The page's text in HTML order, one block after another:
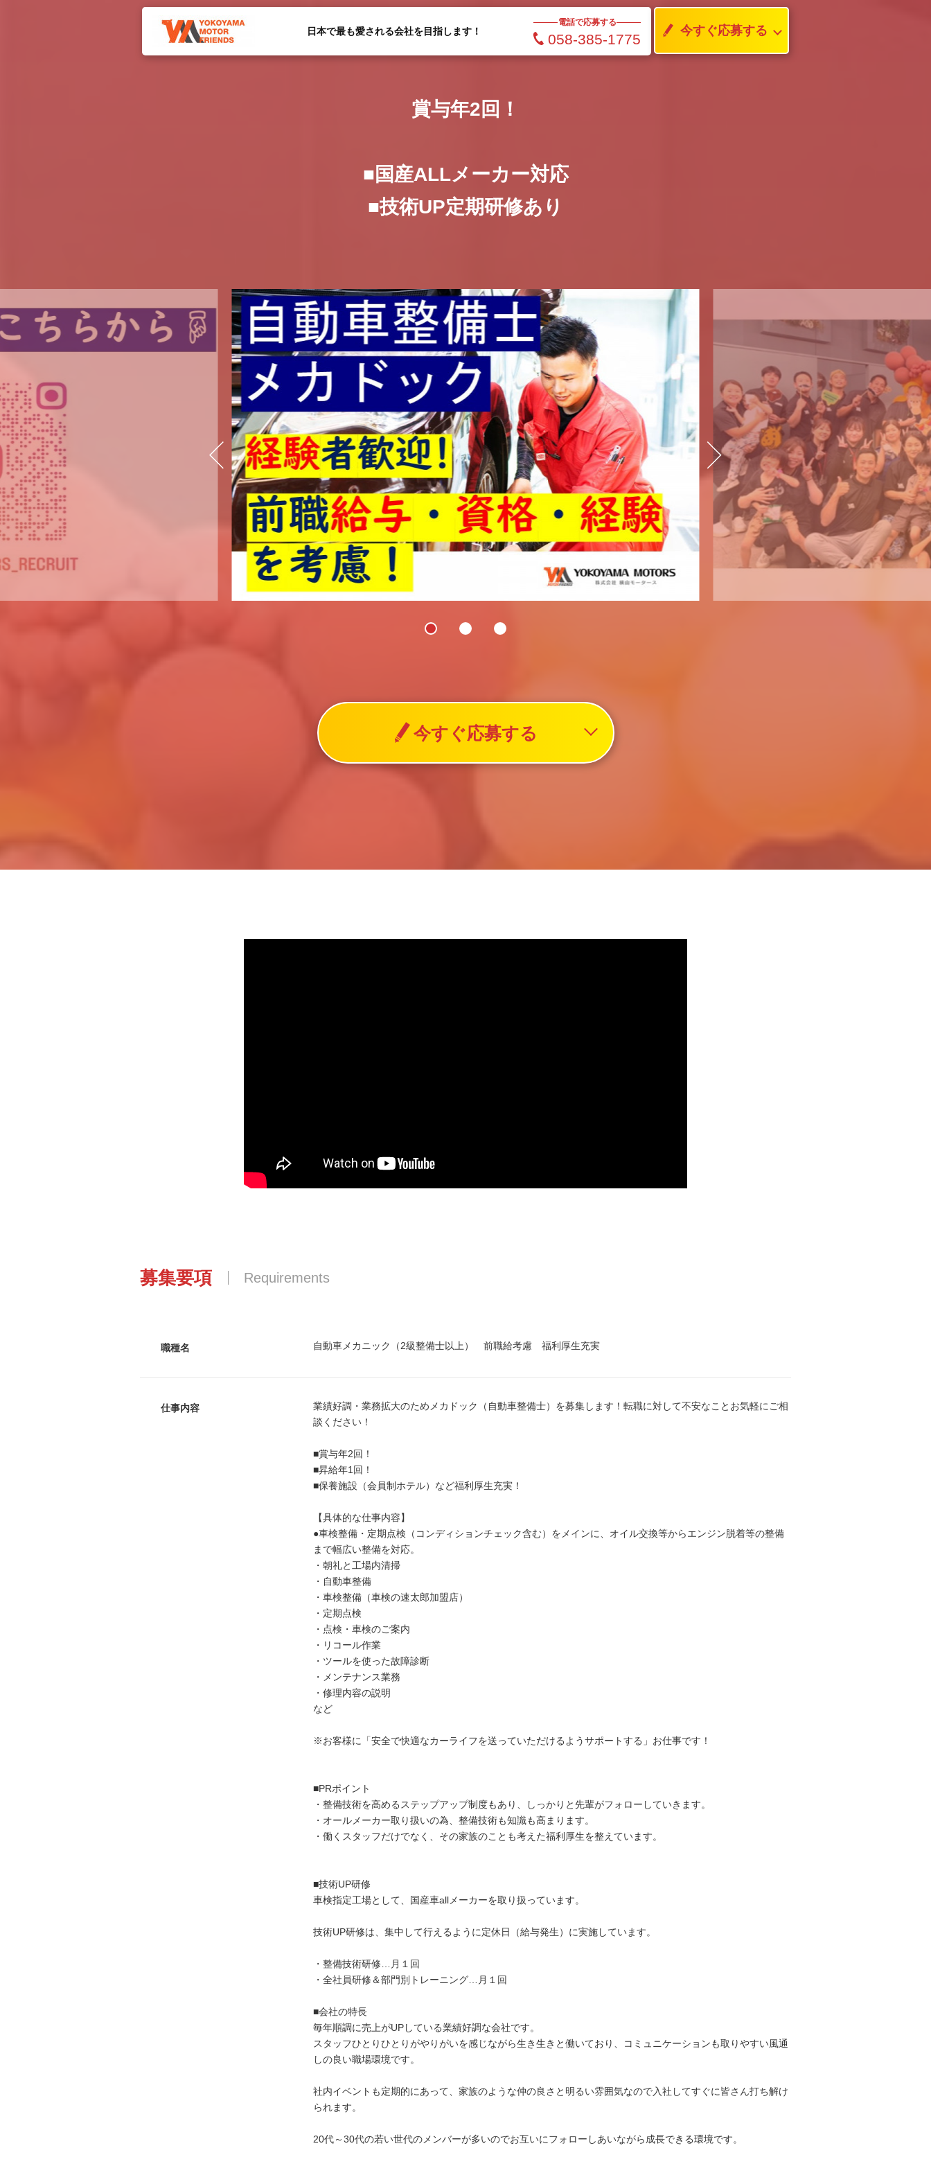
日本で最も愛される会社を目指します！
電話で応募する
058-385-1775
今すぐ応募する
賞与年2回！
■国産ALLメーカー対応
■技術UP定期研修あり
今すぐ応募する
募集要項 Requirements
職種名 自動車メカニック（2級整備士以上） 前職給考慮 福利厚生充実
仕事内容
業績好調・業務拡大のためメカドック（自動車整備士）を募集します！転職に対して不安なことお気軽にご相
談ください！
■賞与年2回！
■昇給年1回！
■保養施設（会員制ホテル）など福利厚生充実！
【具体的な仕事内容】
●車検整備・定期点検（コンディションチェック含む）をメインに、オイル交換等からエンジン脱着等の整備
まで幅広い整備を対応。
・朝礼と工場内清掃
・自動車整備
・車検整備（車検の速太郎加盟店）
・定期点検
・点検・車検のご案内
・リコール作業
・ツールを使った故障診断
・メンテナンス業務
・修理内容の説明
など
※お客様に「安全で快適なカーライフを送っていただけるようサポートする」お仕事です！
■PRポイント
・整備技術を高めるステップアップ制度もあり、しっかりと先輩がフォローしていきます。
・オールメーカー取り扱いの為、整備技術も知識も高まります。
・働くスタッフだけでなく、その家族のことも考えた福利厚生を整えています。
■技術UP研修
車検指定工場として、国産車allメーカーを取り扱っています。
技術UP研修は、集中して行えるように定休日（給与発生）に実施しています。
・整備技術研修…月１回
・全社員研修＆部門別トレーニング…月１回
■会社の特長
毎年順調に売上がUPしている業績好調な会社です。
スタッフひとりひとりがやりがいを感じながら生き生きと働いており、コミュニケーションも取りやすい風通
しの良い職場環境です。
社内イベントも定期的にあって、家族のような仲の良さと明るい雰囲気なので入社してすぐに皆さん打ち解け
られます。
20代～30代の若い世代のメンバーが多いのでお互いにフォローしあいながら成長できる環境です。